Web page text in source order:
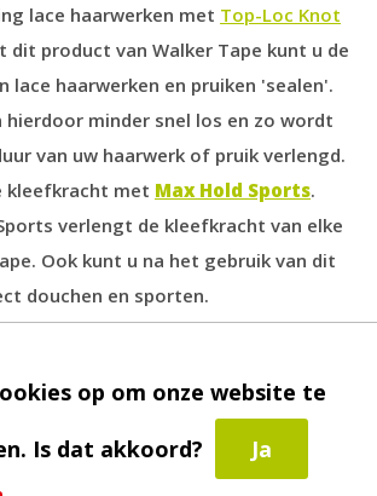
lace haarwerken met Top-Loc Knot
dit product van Walker Tape kunt u de
lace haarwerken en pruiken 'sealen'.
hierdoor minder snel los en zo wordt
van uw haarwerk of pruik verlengd.
kleefkracht met Max Hold Sports.
verlengt de kleefkracht van elke
Ook kunt u na het gebruik van dit
douchen en sporten.
tape metLace Release.Deze
of pruik.
dubbelzijde haarwerktape? Bekijk
op om onze website te
Is dat akkoord?
Ja